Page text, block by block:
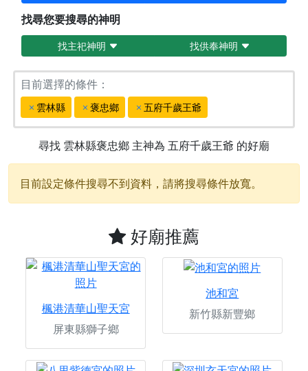
找尋您要搜尋的神明
找主祀神明 找供奉神明
目前選擇的條件：
雲林縣 褒忠鄉 五府千歲王爺
尋找 雲林縣褒忠鄉 主神為 五府千歲王爺 的好廟
目前設定條件搜尋不到資料，請將搜尋條件放寬。
好廟推薦
楓港清華山聖天宮
屏東縣獅子鄉
池和宮
新竹縣新豐鄉